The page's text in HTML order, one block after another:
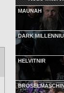
MAUNAH
DARK
HELVITNIR